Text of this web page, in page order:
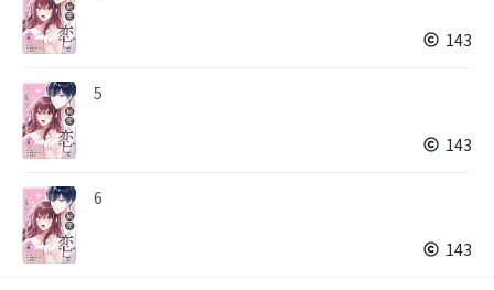
143
5
143
6
143